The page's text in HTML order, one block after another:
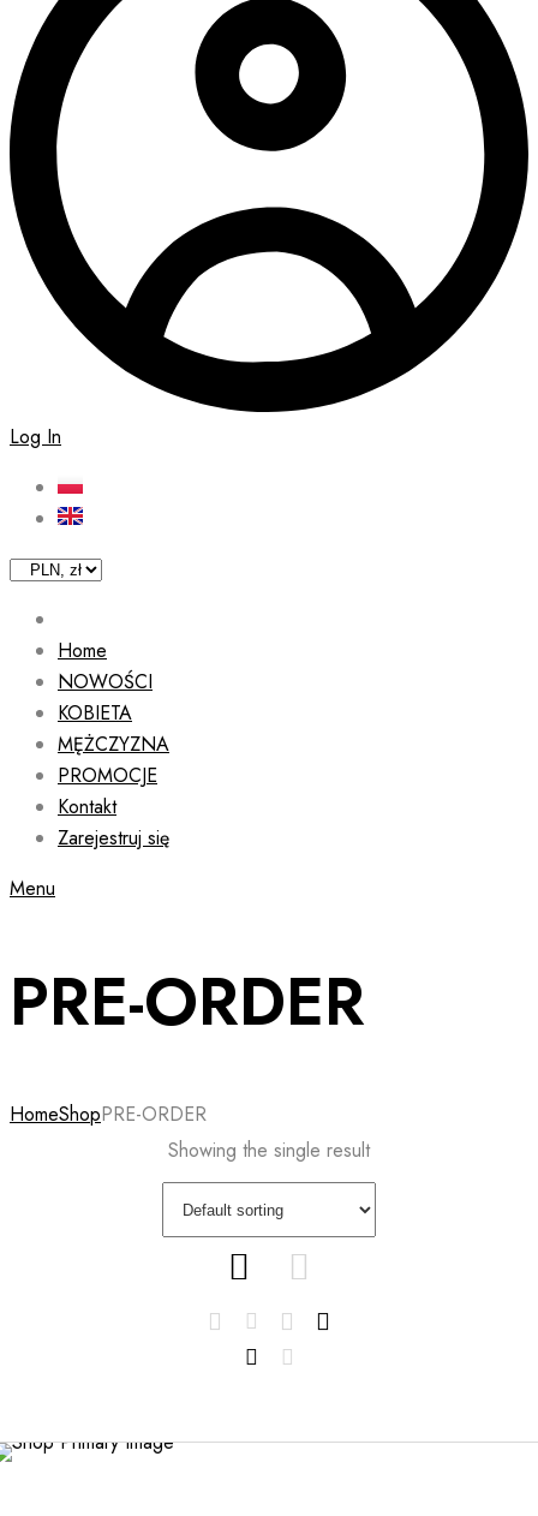
Log In
Home
NOWOŚCI
KOBIETA
MĘŻCZYZNA
PROMOCJE
Kontakt
Zarejestruj się
Menu
PRE-ORDER
HomeShopPRE-ORDER
Showing the single result